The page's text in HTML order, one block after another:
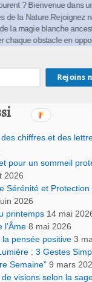
chiffres et des
pour un sommeil
2026
Sérénité et Protection
2026
printemps 14 mai
l’Âme 8 mai 2026
pensée positive 3
: 3 Gestes
Semaine” 9 mars
visions selon la
? Bienvenue dans
de la Nature.Rejoignez
la magie blanche
chaque obstacle en
Rejoins